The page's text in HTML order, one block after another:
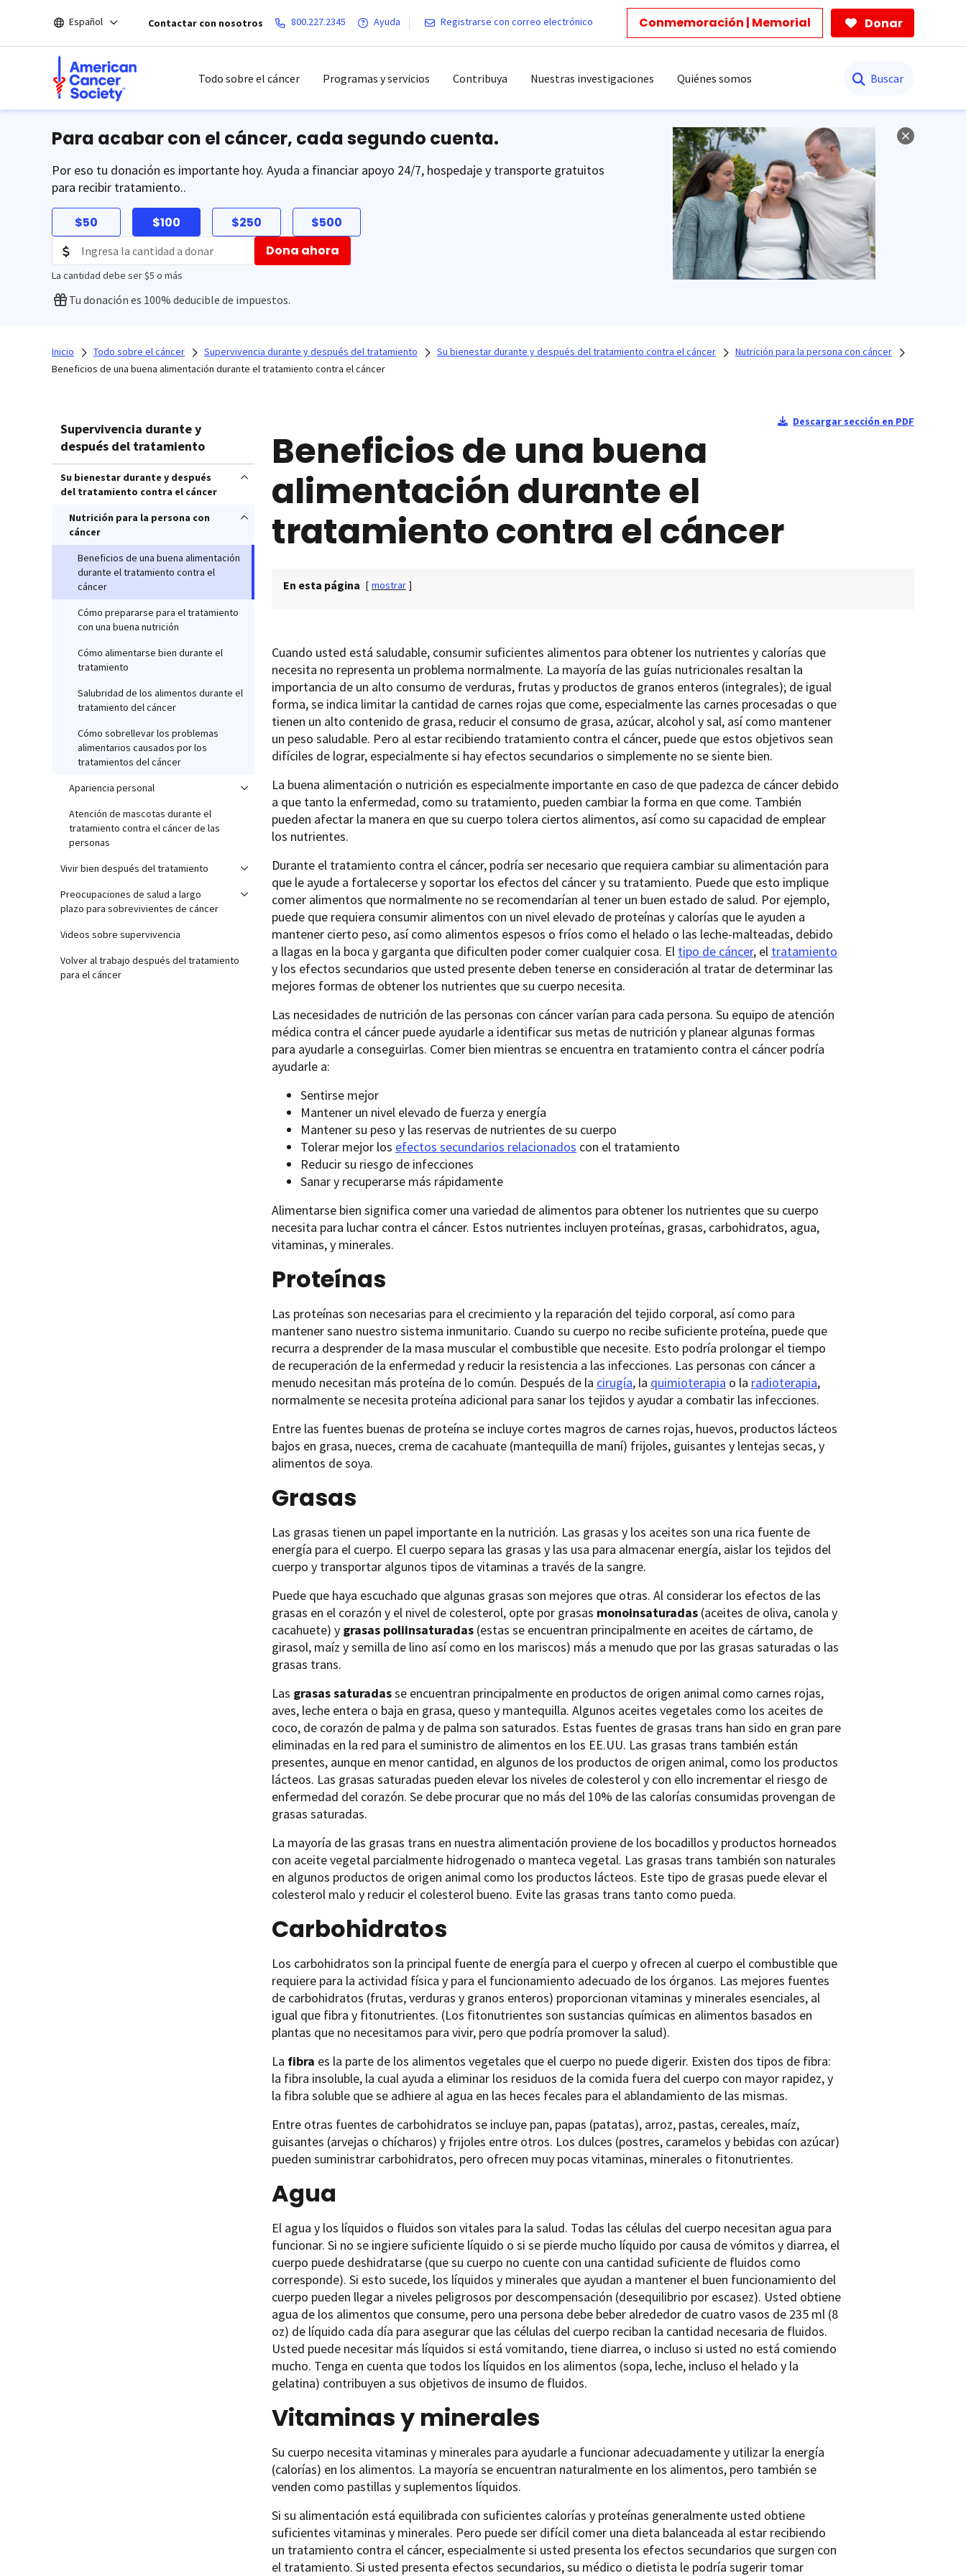
el
Español Contactar con nosotros 800.227.2345 Ayuda Registrarse con correo electrónico Conmemoración | Memorial Donar
Todo sobre el cáncer Programas y servicios Contribuya Nuestras investigaciones Quiénes somos
Para acabar con el cáncer, cada segundo cuenta.
Por eso tu donación es importante hoy. Ayuda a financiar apoyo 24/7, hospedaje y transporte gratuitos
para recibir tratamiento..
$50 $100 $250 $500
La cantidad debe ser $5 o más
Dona ahora
Tu donación es 100% deducible de impuestos.
Inicio Todo sobre el cáncer Supervivencia durante y después del tratamiento Su bienestar durante y después del tratamiento contra el cáncer
Nutrición para la persona con cáncer
Beneficios de una buena alimentación durante el tratamiento contra el cáncer
Supervivencia durante y
después del tratamiento
Su bienestar durante y después
del tratamiento contra el cáncer
Nutrición para la persona con
cáncer
Beneficios de una buena alimentación
durante el tratamiento contra el
cáncer
Cómo prepararse para el tratamiento
con una buena nutrición
Cómo alimentarse bien durante el
tratamiento
Salubridad de los alimentos durante el
tratamiento del cáncer
Cómo sobrellevar los problemas
alimentarios causados por los
tratamientos del cáncer
Apariencia personal
Atención de mascotas durante el
tratamiento contra el cáncer de las
personas
Vivir bien después del tratamiento
Preocupaciones de salud a largo
plazo para sobrevivientes de cáncer
Videos sobre supervivencia
Volver al trabajo después del tratamiento
para el cáncer
Descargar sección en PDF
Beneficios de una buena
alimentación durante el
tratamiento contra el cáncer
En esta página [ mostrar ]
Cuando usted está saludable, consumir suficientes alimentos para obtener los nutrientes y calorías que
necesita no representa un problema normalmente. La mayoría de las guías nutricionales resaltan la
importancia de un alto consumo de verduras, frutas y productos de granos enteros (integrales); de igual
forma, se indica limitar la cantidad de carnes rojas que come, especialmente las carnes procesadas o que
tienen un alto contenido de grasa, reducir el consumo de grasa, azúcar, alcohol y sal, así como mantener
un peso saludable. Pero al estar recibiendo tratamiento contra el cáncer, puede que estos objetivos sean
difíciles de lograr, especialmente si hay efectos secundarios o simplemente no se siente bien.
La buena alimentación o nutrición es especialmente importante en caso de que padezca de cáncer debido
a que tanto la enfermedad, como su tratamiento, pueden cambiar la forma en que come. También
pueden afectar la manera en que su cuerpo tolera ciertos alimentos, así como su capacidad de emplear
los nutrientes.
Durante el tratamiento contra el cáncer, podría ser necesario que requiera cambiar su alimentación para
que le ayude a fortalecerse y soportar los efectos del cáncer y su tratamiento. Puede que esto implique
comer alimentos que normalmente no se recomendarían al tener un buen estado de salud. Por ejemplo,
puede que requiera consumir alimentos con un nivel elevado de proteínas y calorías que le ayuden a
mantener cierto peso, así como alimentos espesos o fríos como el helado o las leche-malteadas, debido
a llagas en la boca y garganta que dificulten poder comer cualquier cosa. El tipo de cáncer, el tratamiento
y los efectos secundarios que usted presente deben tenerse en consideración al tratar de determinar las
mejores formas de obtener los nutrientes que su cuerpo necesita.
Las necesidades de nutrición de las personas con cáncer varían para cada persona. Su equipo de atención
médica contra el cáncer puede ayudarle a identificar sus metas de nutrición y planear algunas formas
para ayudarle a conseguirlas. Comer bien mientras se encuentra en tratamiento contra el cáncer podría
ayudarle a:
Sentirse mejor
Mantener un nivel elevado de fuerza y energía
Mantener su peso y las reservas de nutrientes de su cuerpo
Tolerar mejor los efectos secundarios relacionados con el tratamiento
Reducir su riesgo de infecciones
Sanar y recuperarse más rápidamente
Alimentarse bien significa comer una variedad de alimentos para obtener los nutrientes que su cuerpo
necesita para luchar contra el cáncer. Estos nutrientes incluyen proteínas, grasas, carbohidratos, agua,
vitaminas, y minerales.
Proteínas
Las proteínas son necesarias para el crecimiento y la reparación del tejido corporal, así como para
mantener sano nuestro sistema inmunitario. Cuando su cuerpo no recibe suficiente proteína, puede que
recurra a desprender de la masa muscular el combustible que necesite. Esto podría prolongar el tiempo
de recuperación de la enfermedad y reducir la resistencia a las infecciones. Las personas con cáncer a
menudo necesitan más proteína de lo común. Después de la cirugía, la quimioterapia o la radioterapia,
normalmente se necesita proteína adicional para sanar los tejidos y ayudar a combatir las infecciones.
Entre las fuentes buenas de proteína se incluye cortes magros de carnes rojas, huevos, productos lácteos
bajos en grasa, nueces, crema de cacahuate (mantequilla de maní) frijoles, guisantes y lentejas secas, y
alimentos de soya.
Grasas
Las grasas tienen un papel importante en la nutrición. Las grasas y los aceites son una rica fuente de
energía para el cuerpo. El cuerpo separa las grasas y las usa para almacenar energía, aislar los tejidos del
cuerpo y transportar algunos tipos de vitaminas a través de la sangre.
Puede que haya escuchado que algunas grasas son mejores que otras. Al considerar los efectos de las
grasas en el corazón y el nivel de colesterol, opte por grasas monoinsaturadas (aceites de oliva, canola y
cacahuete) y grasas poliinsaturadas (estas se encuentran principalmente en aceites de cártamo, de
girasol, maíz y semilla de lino así como en los mariscos) más a menudo que por las grasas saturadas o las
grasas trans.
Las grasas saturadasse encuentran principalmente en productos de origen animal como carnes rojas,
aves, leche entera o baja en grasa, queso y mantequilla. Algunos aceites vegetales como los aceites de
coco, de corazón de palma y de palma son saturados. Estas fuentes de grasas trans han sido en gran pare
eliminadas en la red para el suministro de alimentos en los EE.UU. Las grasas trans también están
presentes, aunque en menor cantidad, en algunos de los productos de origen animal, como los productos
lácteos. Las grasas saturadas pueden elevar los niveles de colesterol y con ello incrementar el riesgo de
enfermedad del corazón. Se debe procurar que no más del 10% de las calorías consumidas provengan de
grasas saturadas.
La mayoría de las grasas trans en nuestra alimentación proviene de los bocadillos y productos horneados
con aceite vegetal parcialmente hidrogenado o manteca vegetal. Las grasas trans también son naturales
en algunos productos de origen animal como los productos lácteos. Este tipo de grasas puede elevar el
colesterol malo y reducir el colesterol bueno. Evite las grasas trans tanto como pueda.
Carbohidratos
Los carbohidratos son la principal fuente de energía para el cuerpo y ofrecen al cuerpo el combustible que
requiere para la actividad física y para el funcionamiento adecuado de los órganos. Las mejores fuentes
de carbohidratos (frutas, verduras y granos enteros) proporcionan vitaminas y minerales esenciales, al
igual que fibra y fitonutrientes. (Los fitonutrientes son sustancias químicas en alimentos basados en
plantas que no necesitamos para vivir, pero que podría promover la salud).
La fibra es la parte de los alimentos vegetales que el cuerpo no puede digerir. Existen dos tipos de fibra:
la fibra insoluble, la cual ayuda a eliminar los residuos de la comida fuera del cuerpo con mayor rapidez, y
la fibra soluble que se adhiere al agua en las heces fecales para el ablandamiento de las mismas.
Entre otras fuentes de carbohidratos se incluye pan, papas (patatas), arroz, pastas, cereales, maíz,
guisantes (arvejas o chícharos) y frijoles entre otros. Los dulces (postres, caramelos y bebidas con azúcar)
pueden suministrar carbohidratos, pero ofrecen muy pocas vitaminas, minerales o fitonutrientes.
Agua
El agua y los líquidos o fluidos son vitales para la salud. Todas las células del cuerpo necesitan agua para
funcionar. Si no se ingiere suficiente líquido o si se pierde mucho líquido por causa de vómitos y diarrea, el
cuerpo puede deshidratarse (que su cuerpo no cuente con una cantidad suficiente de fluidos como
corresponde). Si esto sucede, los líquidos y minerales que ayudan a mantener el buen funcionamiento del
cuerpo pueden llegar a niveles peligrosos por descompensación (desequilibrio por escasez). Usted obtiene
agua de los alimentos que consume, pero una persona debe beber alrededor de cuatro vasos de 235 ml (8
oz) de líquido cada día para asegurar que las células del cuerpo reciban la cantidad necesaria de fluidos.
Usted puede necesitar más líquidos si está vomitando, tiene diarrea, o incluso si usted no está comiendo
mucho. Tenga en cuenta que todos los líquidos en los alimentos (sopa, leche, incluso el helado y la
gelatina) contribuyen a sus objetivos de insumo de fluidos.
Vitaminas y minerales
Su cuerpo necesita vitaminas y minerales para ayudarle a funcionar adecuadamente y utilizar la energía
(calorías) en los alimentos. La mayoría se encuentran naturalmente en los alimentos, pero también se
venden como pastillas y suplementos líquidos.
Si su alimentación está equilibrada con suficientes calorías y proteínas generalmente usted obtiene
suficientes vitaminas y minerales. Pero puede ser difícil comer una dieta balanceada al estar recibiendo
un tratamiento contra el cáncer, especialmente si usted presenta los efectos secundarios que surgen con
el tratamiento. Si usted presenta efectos secundarios, su médico o dietista le podría sugerir tomar